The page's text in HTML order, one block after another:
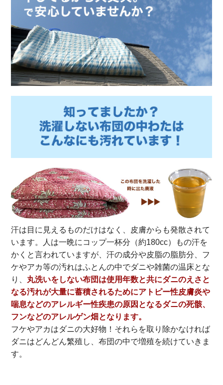
汗は目に見えるものだけはなく、皮膚からも発散されて
います。人は一晩にコップ一杯分（約180cc）もの汗を
かくと言われていますが、汗の成分や皮脂の脂肪分、フ
ケやアカ等の汚れはふとんの中でダニや雑菌の温床とな
り、 丸洗いをしない布団は使用年数と共にダニのえさと
なる汚れが大量に蓄積されるためにアトピー性皮膚炎や
喘息などのアレルギー性疾患の原因となるダニの死骸、
フンなどのアレルゲン畑となります。
フケやアカはダニの大好物！それらを取り除かなければ
ダニはどんどん繁殖し、布団の中で増殖を続けていきま
す。